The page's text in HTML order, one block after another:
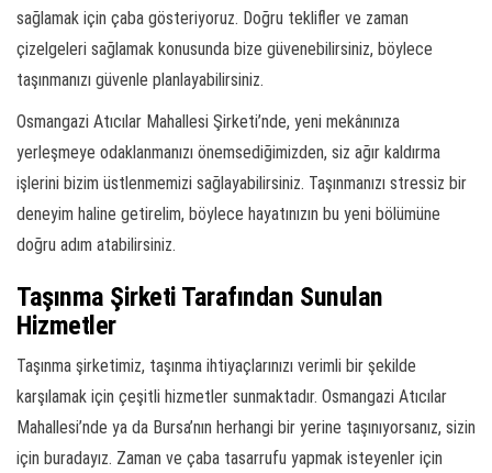
sağlamak için çaba gösteriyoruz. Doğru teklifler ve zaman
çizelgeleri sağlamak konusunda bize güvenebilirsiniz, böylece
taşınmanızı güvenle planlayabilirsiniz.
Osmangazi Atıcılar Mahallesi Şirketi’nde, yeni mekânınıza
yerleşmeye odaklanmanızı önemsediğimizden, siz ağır kaldırma
işlerini bizim üstlenmemizi sağlayabilirsiniz. Taşınmanızı stressiz bir
deneyim haline getirelim, böylece hayatınızın bu yeni bölümüne
doğru adım atabilirsiniz.
Taşınma Şirketi Tarafından Sunulan
Hizmetler
Taşınma şirketimiz, taşınma ihtiyaçlarınızı verimli bir şekilde
karşılamak için çeşitli hizmetler sunmaktadır. Osmangazi Atıcılar
Mahallesi’nde ya da Bursa’nın herhangi bir yerine taşınıyorsanız, sizin
için buradayız. Zaman ve çaba tasarrufu yapmak isteyenler için